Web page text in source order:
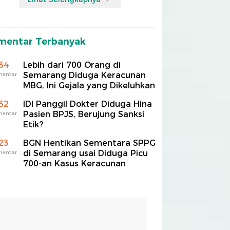
Terbanyak
Lebih dari 700 Orang di
Semarang Diduga Keracunan
MBG, Ini Gejala yang Dikeluhkan
IDI Panggil Dokter Diduga Hina
Pasien BPJS, Berujung Sanksi
Etik?
BGN Hentikan Sementara SPPG
di Semarang usai Diduga Picu
700-an Kasus Keracunan